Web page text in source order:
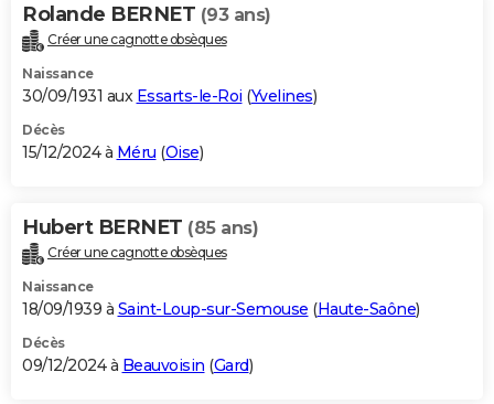
Rolande BERNET (93 ans)
Créer une cagnotte obsèques
Naissance
30/09/1931 aux Essarts-le-Roi (Yvelines)
Décès
15/12/2024 à Méru (Oise)
Hubert BERNET (85 ans)
Créer une cagnotte obsèques
Naissance
18/09/1939 à Saint-Loup-sur-Semouse (Haute-Saône)
Décès
09/12/2024 à Beauvoisin (Gard)